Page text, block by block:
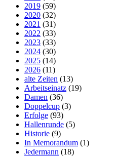
2019 (59)
2020 (32)
2021 (31)
2022 (33)
2023 (33)
2024 (30)
2025 (14)
2026 (11)
alte Zeiten (13)
Arbeitseinatz (19)
Damen (36)
Doppelcup (3)
Erfolge (93)
Hallenrunde (5)
Historie (9)
In Memorandum (1)
Jedermann (18)